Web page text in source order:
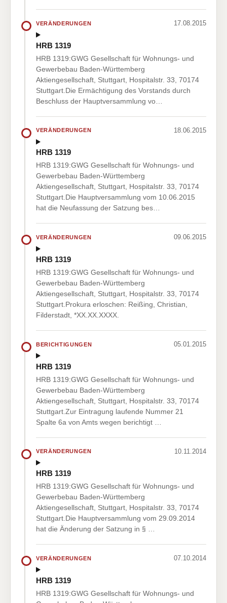
VERÄNDERUNGEN 17.08.2015
HRB 1319
HRB 1319:GWG Gesellschaft für Wohnungs- und
Gewerbebau Baden-Württemberg
Aktiengesellschaft, Stuttgart, Hospitalstr. 33, 70174
Stuttgart.Die Ermächtigung des Vorstands durch
Beschluss der Hauptversammlung vo…
VERÄNDERUNGEN 18.06.2015
HRB 1319
HRB 1319:GWG Gesellschaft für Wohnungs- und
Gewerbebau Baden-Württemberg
Aktiengesellschaft, Stuttgart, Hospitalstr. 33, 70174
Stuttgart.Die Hauptversammlung vom 10.06.2015
hat die Neufassung der Satzung bes…
VERÄNDERUNGEN 09.06.2015
HRB 1319
HRB 1319:GWG Gesellschaft für Wohnungs- und
Gewerbebau Baden-Württemberg
Aktiengesellschaft, Stuttgart, Hospitalstr. 33, 70174
Stuttgart.Prokura erloschen: Reißing, Christian,
Filderstadt, *XX.XX.XXXX.
BERICHTIGUNGEN 05.01.2015
HRB 1319
HRB 1319:GWG Gesellschaft für Wohnungs- und
Gewerbebau Baden-Württemberg
Aktiengesellschaft, Stuttgart, Hospitalstr. 33, 70174
Stuttgart.Zur Eintragung laufende Nummer 21
Spalte 6a von Amts wegen berichtigt …
VERÄNDERUNGEN 10.11.2014
HRB 1319
HRB 1319:GWG Gesellschaft für Wohnungs- und
Gewerbebau Baden-Württemberg
Aktiengesellschaft, Stuttgart, Hospitalstr. 33, 70174
Stuttgart.Die Hauptversammlung vom 29.09.2014
hat die Änderung der Satzung in § …
VERÄNDERUNGEN 07.10.2014
HRB 1319
HRB 1319:GWG Gesellschaft für Wohnungs- und